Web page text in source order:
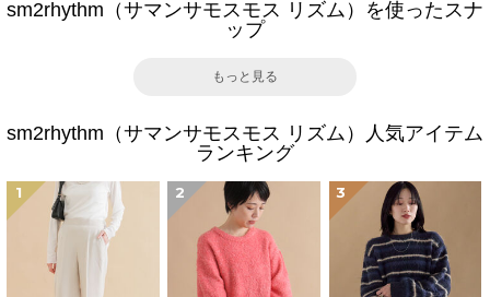
sm2rhythm（サマンサモスモス リズム）を使ったスナ
ップ
もっと見る
sm2rhythm（サマンサモスモス リズム）人気アイテム
ランキング
1 2 3